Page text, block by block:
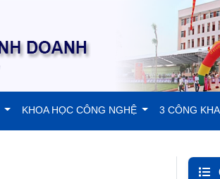
KHOA HỌC CÔNG NGHỆ 3 CÔNG